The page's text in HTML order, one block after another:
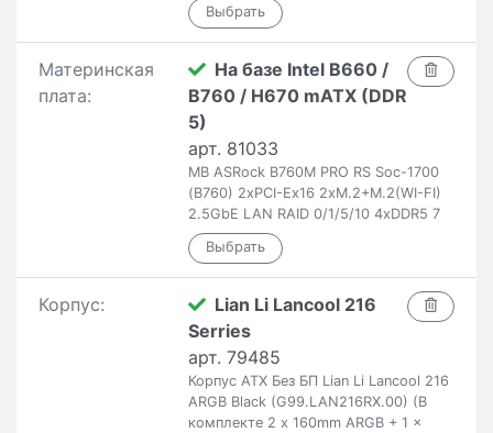
Материнская
плата:
На базе Intel B660 /
B760 / H670 mATX (DDR
5)
арт. 81033
MB ASRock B760M PRO RS Soc-1700
(B760) 2xPCI-Ex16 2xM.2+M.2(WI-FI)
2.5GbE LAN RAID 0/1/5/10 4xDDR5 7
Корпус:
Lian Li Lancool 216
Serries
арт. 79485
Корпус ATX Без БП Lian Li Lancool 216
ARGB Black (G99.LAN216RX.00) (В
комплекте 2 x 160mm ARGB + 1 x